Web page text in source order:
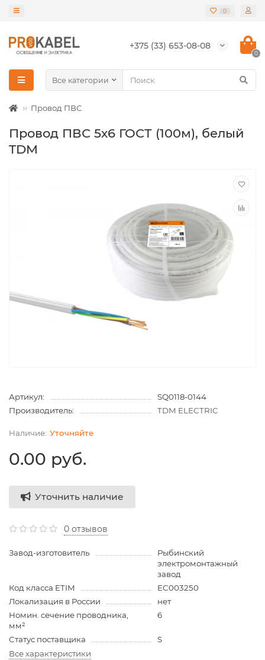
0
+375 (33) 653-08-08
0
Все категории
Провод ПВС
Провод ПВС 5х6 ГОСТ (100м), белый
TDM
Артикул:
SQ0118-0144
Производитель:
TDM ELECTRIC
Уточняйте
0.00 руб.
Уточнить наличие
0 отзывов
Завод-изготовитель
Рыбинский
электромонтажный
завод
Код класса ETIM
EC003250
Локализация в России
нет
Номин. сечение проводника,
мм²
6
Статус поставщика
S
Все характеристики